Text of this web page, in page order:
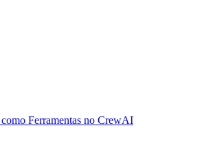
Ferramentas no CrewAI